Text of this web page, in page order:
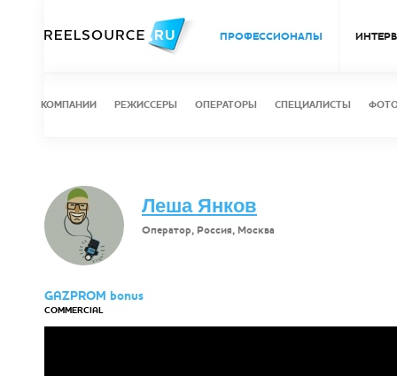
ПРОФЕССИОНАЛЫ
КОМПАНИИ РЕЖИССЕРЫ ОПЕРАТОРЫ СПЕЦИАЛИСТЫ
Леша Янков
Оператор, Россия, Москва
GAZPROM bonus
COMMERCIAL